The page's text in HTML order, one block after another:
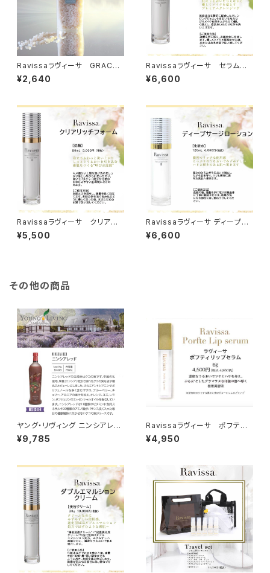
Ravissaラヴィーサ GRACE
mineral グレースミネラル 5
20ｇ
¥2,640
Ravissaラヴィーサ セラムク
レンジング 120ml
¥6,600
Ravissaラヴィーサ クリアリッ
チフォーム 80ml
¥5,500
Ravissaラヴィーサ ディープサ
ージローション １２０ml （さ
っぱりな潤い）
¥6,600
その他の商品
ヤング・リヴィング ニンシアレッ
ド 750ｍl
¥9,785
Ravissaラヴィーサ ポフティリ
ップセラム 6g
¥4,950